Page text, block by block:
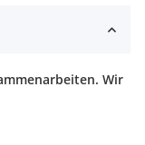
Wir